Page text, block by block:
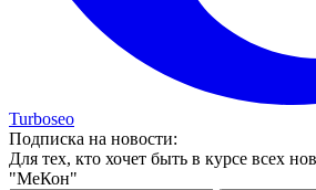
Turboseo
Подписка на новости:
Для тех, кто хочет быть в курсе всех
"МеКон"